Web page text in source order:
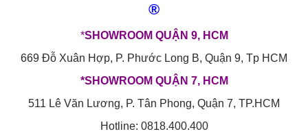
®
*SHOWROOM QUẬN 9, HCM
669 Đỗ Xuân Hợp, P. Phước Long B, Quận 9, Tp HCM
*SHOWROOM QUẬN 7, HCM
511 Lê Văn Lương, P. Tân Phong, Quận 7, TP.HCM
Hotline: 0818.400.400